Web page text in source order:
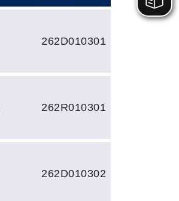
262D010301
262R010301
262D010302